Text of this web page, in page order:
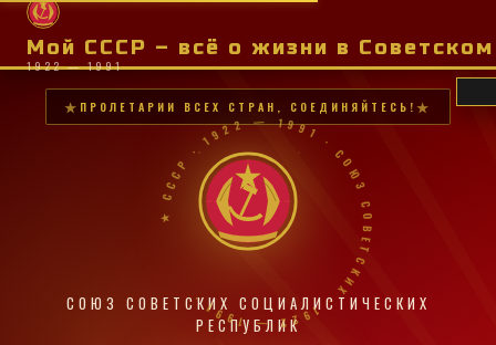
Мой СССР – всё о жизни в
1922 — 1991
ПРОЛЕТАРИИ ВСЕХ СТРАН, СОЕДИНЯЙТЕСЬ!
★ СССР · 1922 — 1991 · СОЮЗ СОВЕТСКИХ · 1922 — 1991 ·
СОЮЗ СОВЕТСКИХ СОЦИАЛИСТИЧЕСКИХ
РЕСПУБЛИК